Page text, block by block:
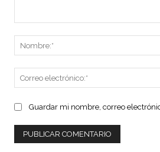
Guardar mi nombre, correo